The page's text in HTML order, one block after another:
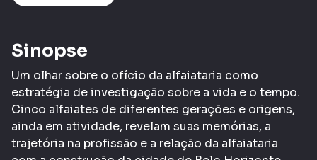
Sinopse
Um olhar sobre o ofício da alfaiataria como
estratégia de investigação sobre a vida e o tempo.
Cinco alfaiates de diferentes gerações e origens,
ainda em atividade, revelam suas memórias, a
trajetória na profissão e a relação da alfaiataria